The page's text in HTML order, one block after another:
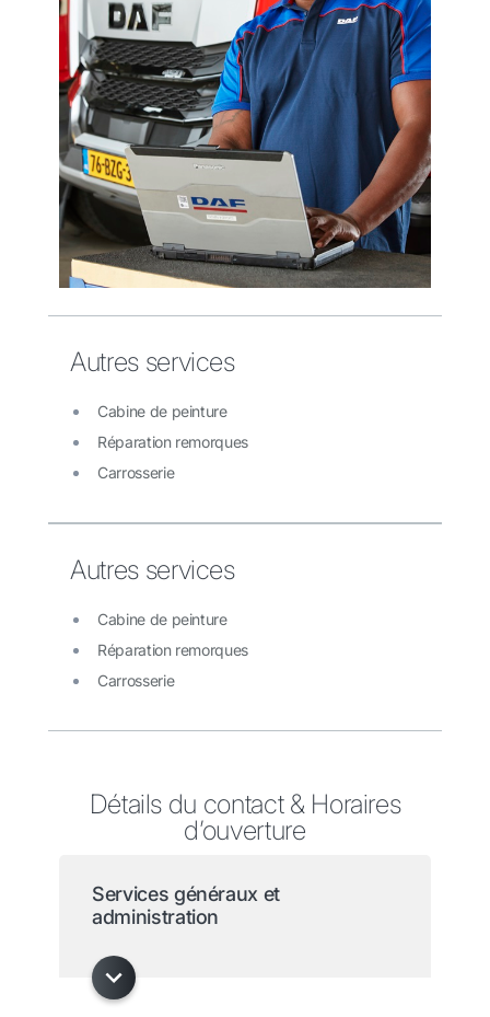
Autres services
Cabine de peinture
Réparation remorques
Carrosserie
Autres services
Cabine de peinture
Réparation remorques
Carrosserie
Détails du contact & Horaires
d’ouverture
Services généraux et
administration